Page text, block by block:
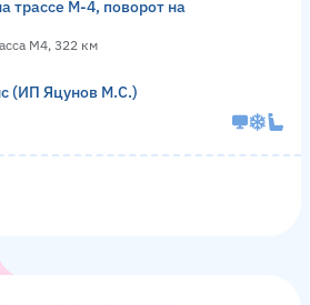
трассе М-4, поворот на
М4, 322 км
(ИП Яцунов М.С.)